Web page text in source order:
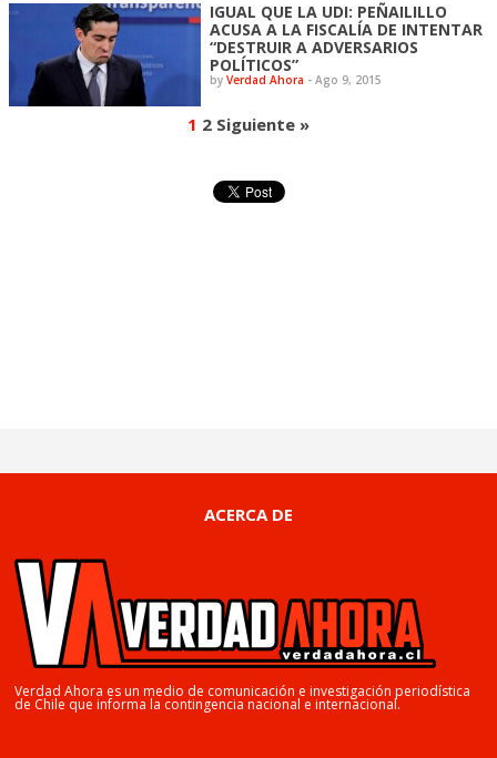
IGUAL QUE LA UDI: PEÑAILILLO
ACUSA A LA FISCALÍA DE INTENTAR
“DESTRUIR A ADVERSARIOS
POLÍTICOS”
byVerdad Ahora - Ago 9, 2015
1 2 Siguiente »
ACERCA DE
Verdad Ahora es un medio de comunicación e investigación periodística
de Chile que informa la contingencia nacional e internacional.